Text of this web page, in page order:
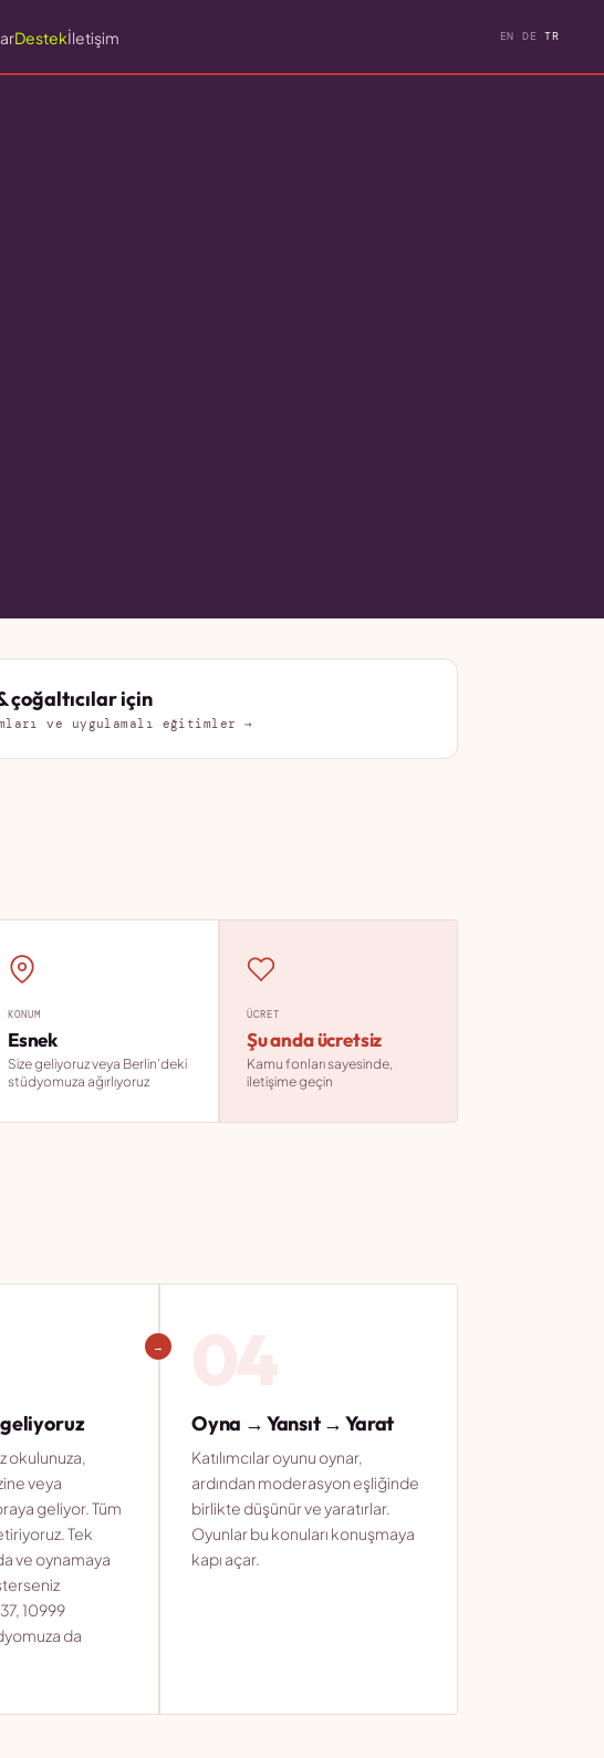
Destekİletişim EN · DE ·TR
çoğaltıcılar için
ve uygulamalı eğitimler →
KONUM
Esnek
Size geliyoruz veya Berlin'deki
stüdyomuza ağırlıyoruz
ÜCRET
Şu anda ücretsiz
Kamu fonları sayesinde,
iletişime geçin
geliyoruz
okulunuza,
veya
geliyor. Tüm
Tek
ve oynamaya
10999
da
→
Oyna → Yansıt → Yarat
Katılımcılar oyunu oynar,
ardından moderasyon eşliğinde
birlikte düşünür ve yaratırlar.
Oyunlar bu konuları konuşmaya
kapı açar.